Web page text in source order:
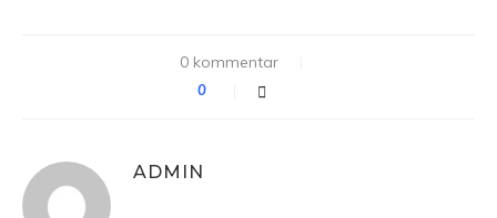
0 kommentar
0
ADMIN